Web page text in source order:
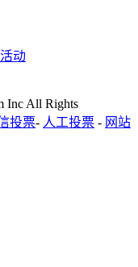
动
Inc All Rights
投票- 人工投票 - 网站